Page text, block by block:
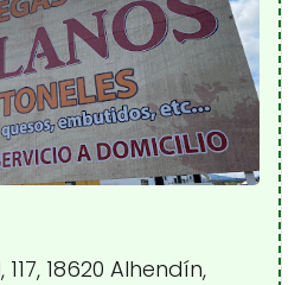
18620 Alhendín,